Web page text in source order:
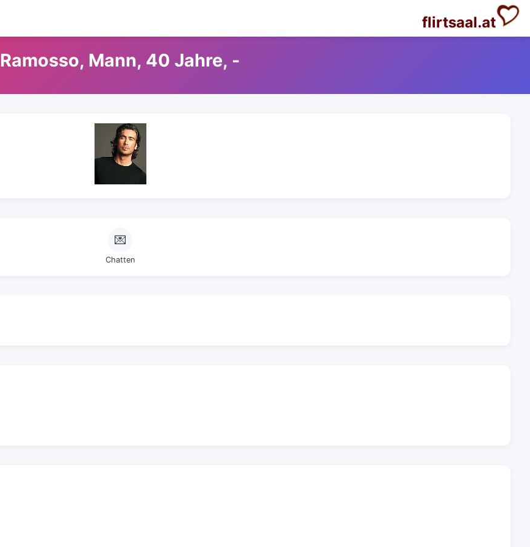
flirtsaal.at
Ramosso, Mann, 40 Jahre, -
💌
Chatten